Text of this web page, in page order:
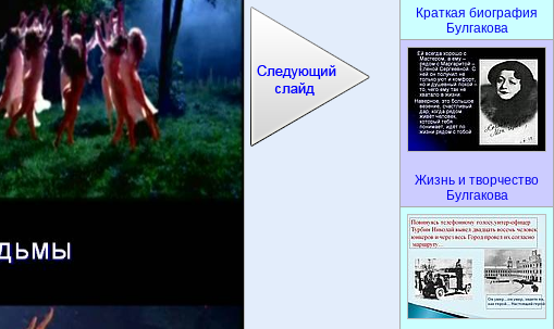
Краткая биография
Булгакова
Жизнь и творчество
Булгакова